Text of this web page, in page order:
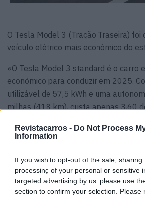
Revistacarros - Do Not Process
Information
If you wish to opt-out of the sale, sharing
processing of your personal or sensitive
targeted advertising by us, please use
section to confirm your selection. Please
O Tesla Model 3 (Tração Traseira) foi
veículo elétrico mais económico do
«O Tesla Model 3 standard é o carro
económico para conduzir em 2025.
utilizável de 57,5 kWh e uma
milhas (418 km), custa apenas 3,60
percorrer 100 milhas. Isto equivale a
2.781 milhas (4.476 km) por cada
proprietários de EVs nos EUA.
Segundo Lugar: Tesla Model 3 Long